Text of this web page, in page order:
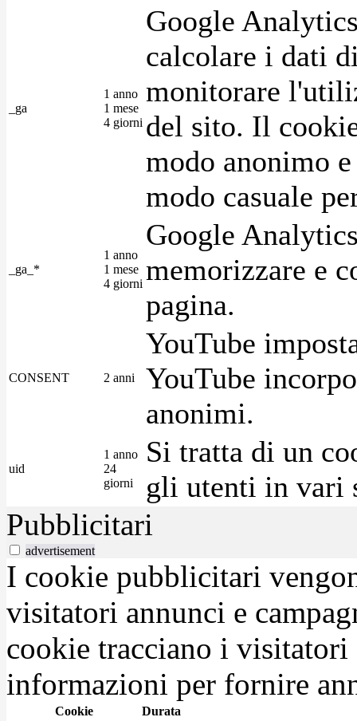
_ga
1 anno
1 mese
4 giorni
Google
calcolare i dati
monitorare
del sito. Il
modo anonimo
modo casuale
_ga_*
1 anno
1 mese
4 giorni
Google
memorizzare e
pagina.
CONSENT 2 anni
YouTube
YouTube
anonimi.
uid
1 anno
24
giorni
Si tratta di un
gli utenti in vari
Pubblicitari
advertisement
I cookie pubblicitari
visitatori annunci e
cookie tracciano i visitatori
informazioni per fornire
Cookie Durata